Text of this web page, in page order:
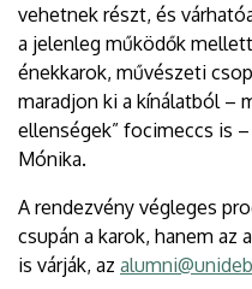
vehetnek részt, és
a jelenleg működők
énekkarok, művészeti
maradjon ki a kínálatból –
ellenségek” focimeccs is
Mónika.
A rendezvény végleges
csupán a karok, hanem
is várják, az